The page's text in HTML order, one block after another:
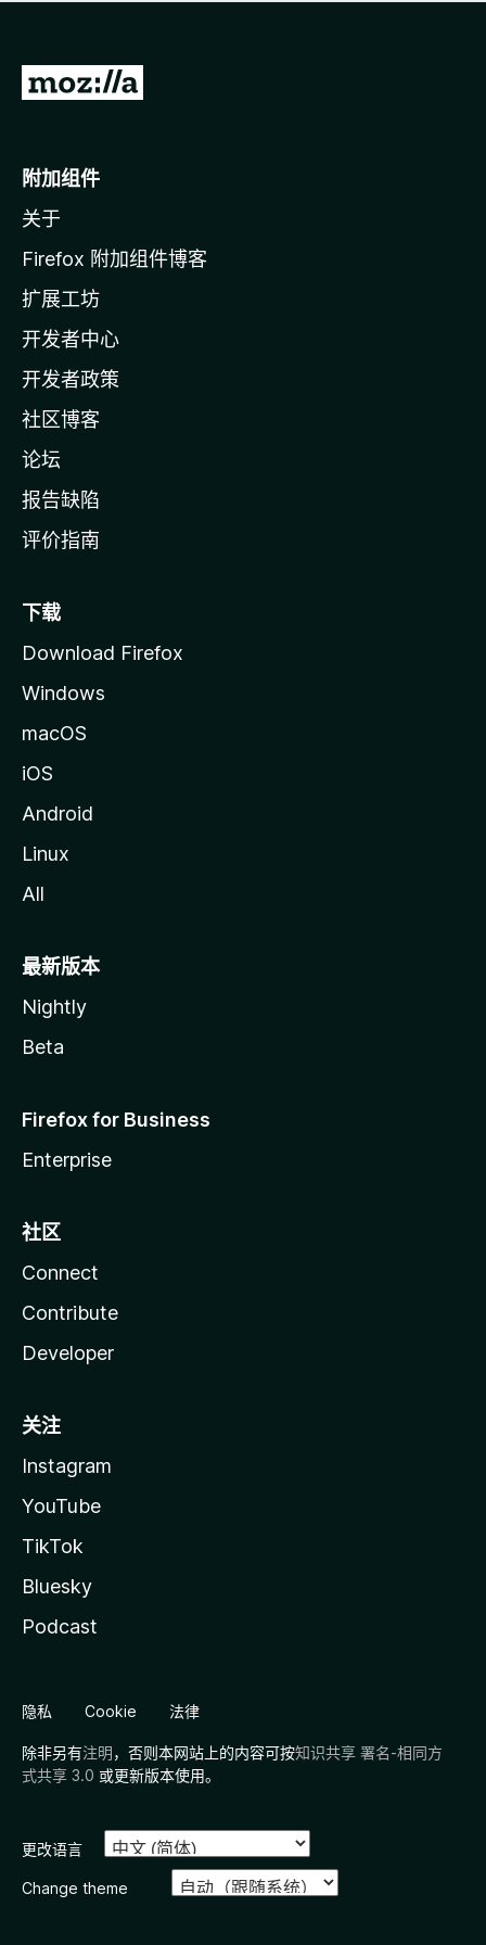
无
转
o
i
l
a
主
页
附加组件
关于
Firefox 附加组件博客
扩展工坊
开发者中心
开发者政策
社区博客
论坛
报告缺陷
评价指南
下载
Download Firefox
Windows
macOS
iOS
Android
Linux
All
最新版本
Nightly
Beta
Firefox for Business
Enterprise
社区
Connect
Contribute
Developer
关注
Instagram
YouTube
TikTok
Bluesky
Podcast
隐私 Cookie 法律
除非另有注明，否则本网站上的内容可按知识共享 署名-相同方
式共享 3.0 或更新版本使用。
更改语言
Change theme